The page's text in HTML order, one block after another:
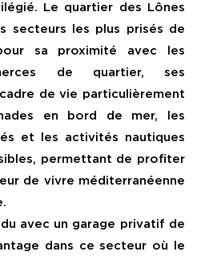
Le quartier des Lônes
secteurs les plus prisés de
pour sa proximité avec les
de quartier, ses
de vie particulièrement
en bord de mer, les
et les activités nautiques
permettant de profiter
de vivre méditerranéenne
avec un garage privatif de
dans ce secteur où le